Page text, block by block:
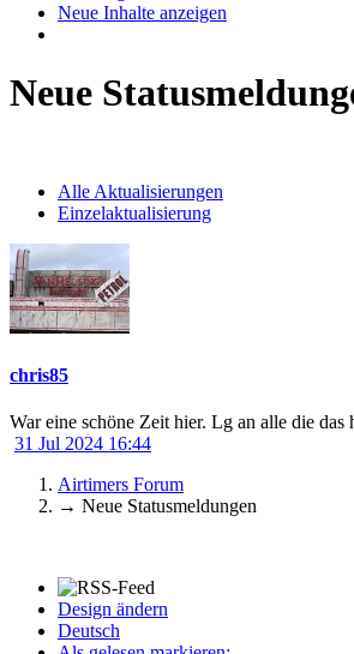
Neue Inhalte anzeigen
Neue
Alle Aktualisierungen
Einzelaktualisierung
chris85
War eine schöne Zeit hier. Lg an alle die das
31 Jul 2024 16:44
Airtimers Forum
→ Neue Statusmeldungen
Design ändern
Deutsch